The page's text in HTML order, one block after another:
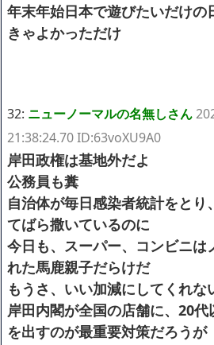
年末年始日本で遊びたいだけの
きゃよかっただけ
32: ニューノーマルの名無しさん
21:38:24.70 ID:63voXU9A0
岸田政権は基地外だよ
公務員も糞
自治体が毎日感染者統計をとり
てばら撒いているのに
今日も、スーパー、コンビニは
れた馬鹿親子だらけだ
もうさ、いい加減にしてくれな
岸田内閣が全国の店舗に、20
を出すのが最重要対策だろうが